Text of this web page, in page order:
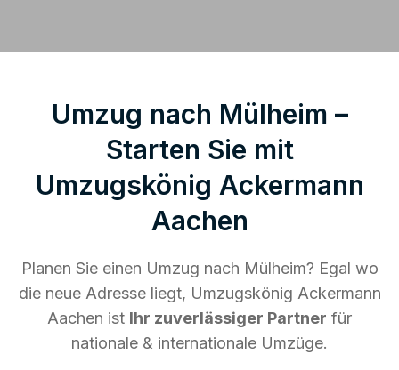
Umzug nach Mülheim –
Starten Sie mit
Umzugskönig Ackermann
Aachen
Planen Sie einen Umzug nach Mülheim? Egal wo
die neue Adresse liegt, Umzugskönig Ackermann
Aachen ist Ihr zuverlässiger Partner für
nationale & internationale Umzüge.